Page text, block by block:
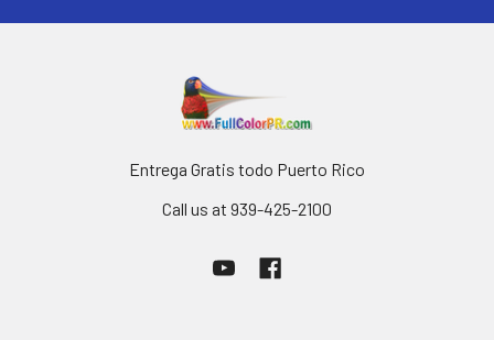
Entrega Gratis todo Puerto Rico
Call us at 939-425-2100